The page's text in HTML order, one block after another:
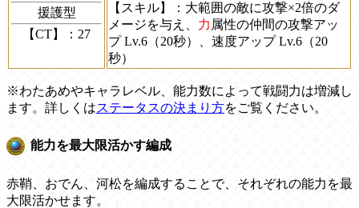
援護型
【CT】
：27
【スキル】
：大範囲の敵に攻撃×2倍のダ
メージを与え、 力 属性の仲間の攻撃アッ
プ Lv.6（20秒）、速度アップ Lv.6（20
秒）
※わたあめやキャラレベル、能力数によって戦闘力は増減し
ます。詳しくはステータスの決まり方をご覧ください。
能力を最大限活かす編成
赤鞘、おでん、河松を編成することで、それぞれの能力を最
大限活かせます。